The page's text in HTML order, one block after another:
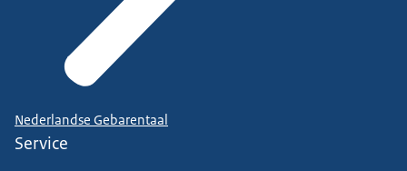
Nederlandse Gebarentaal
Service